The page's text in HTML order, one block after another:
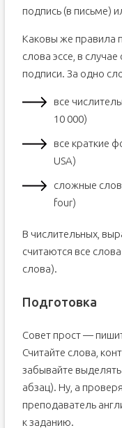
подпись (в письме)
Каковы же правила
слова эссе, в
подписи. За одно
все
10 000)
все краткие
USA)
сложные
four)
В числительных,
считаются все
слова).
Подготовка
Совет прост —
Считайте слова,
забывайте
абзац). Ну, а
преподаватель
к заданию.